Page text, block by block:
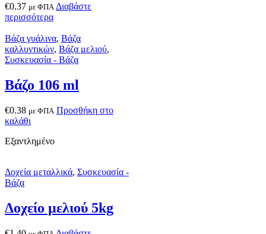
€0.37 με ΦΠΑ Διαβάστε
περισσότερα
Βάζα γυάλινα, Βάζα
καλλυντικών, Βάζα μελιού,
Συσκευασία - Βάζα
Βάζο 106 ml
€0.38 με ΦΠΑ Προσθήκη στο
καλάθι
Εξαντλημένο
Δοχεία μεταλλικά, Συσκευασία -
Βάζα
Δοχείο μελιού 5kg